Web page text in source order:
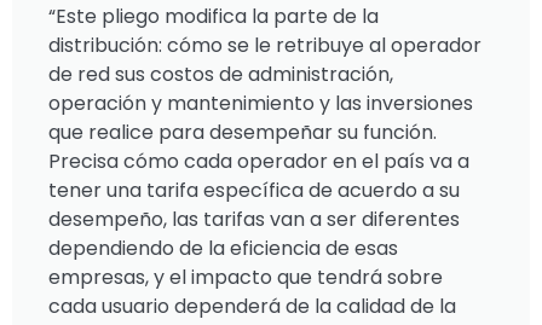
“Este pliego modifica la parte de la
distribución: cómo se le retribuye al operador
de red sus costos de administración,
operación y mantenimiento y las inversiones
que realice para desempeñar su función.
Precisa cómo cada operador en el país va a
tener una tarifa específica de acuerdo a su
desempeño, las tarifas van a ser diferentes
dependiendo de la eficiencia de esas
empresas, y el impacto que tendrá sobre
cada usuario dependerá de la calidad de la